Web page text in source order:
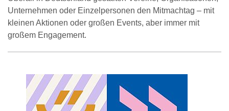
Unternehmen oder Einzelpersonen den Mitmachtag – mit
kleinen Aktionen oder großen Events, aber immer mit
großem Engagement.